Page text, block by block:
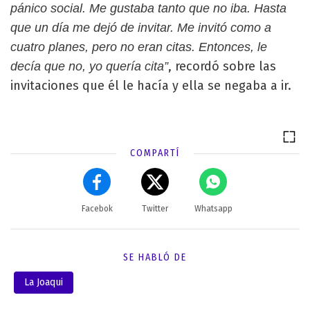
pánico social. Me gustaba tanto que no iba. Hasta
que un día me dejó de invitar. Me invitó como a
cuatro planes, pero no eran citas. Entonces, le
decía que no, yo quería cita”, recordó sobre las
invitaciones que él le hacía y ella se negaba a ir.
COMPARTÍ
Facebok Twitter Whatsapp
SE HABLÓ DE
La Joaqui